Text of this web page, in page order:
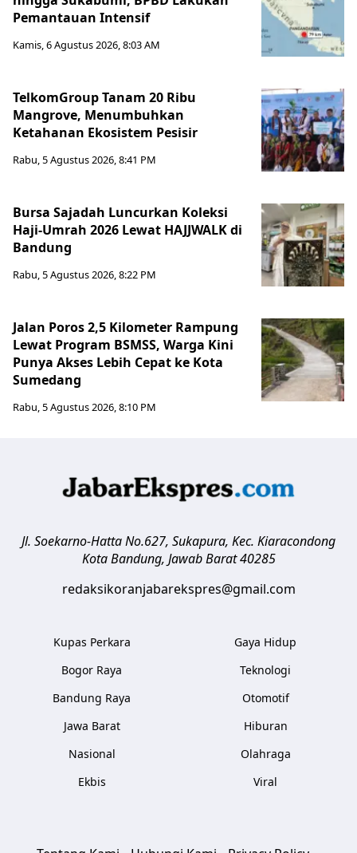
Pemantauan Intensif
Kamis, 6 Agustus 2026, 8:03 AM
TelkomGroup Tanam 20 Ribu
Mangrove, Menumbuhkan
Ketahanan Ekosistem Pesisir
Rabu, 5 Agustus 2026, 8:41 PM
Bursa Sajadah Luncurkan Koleksi
Haji-Umrah 2026 Lewat HAJJWALK di
Bandung
Rabu, 5 Agustus 2026, 8:22 PM
Jalan Poros 2,5 Kilometer Rampung
Lewat Program BSMSS, Warga Kini
Punya Akses Lebih Cepat ke Kota
Sumedang
Rabu, 5 Agustus 2026, 8:10 PM
Jl. Soekarno-Hatta No.627, Sukapura, Kec. Kiaracondong
Kota Bandung, Jawab Barat 40285
redaksikoranjabarekspres@gmail.com
Kupas Perkara
Bogor Raya
Bandung Raya
Jawa Barat
Nasional
Ekbis
Gaya Hidup
Teknologi
Otomotif
Hiburan
Olahraga
Viral